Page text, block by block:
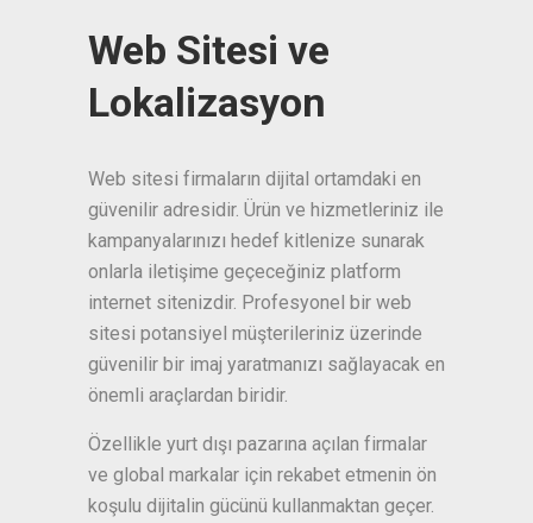
Web Sitesi ve
Lokalizasyon
Web sitesi firmaların dijital ortamdaki en
güvenilir adresidir. Ürün ve hizmetleriniz ile
kampanyalarınızı hedef kitlenize sunarak
onlarla iletişime geçeceğiniz platform
internet sitenizdir. Profesyonel bir web
sitesi potansiyel müşterileriniz üzerinde
güvenilir bir imaj yaratmanızı sağlayacak en
önemli araçlardan biridir.
Özellikle yurt dışı pazarına açılan firmalar
ve global markalar için rekabet etmenin ön
koşulu dijitalin gücünü kullanmaktan geçer.